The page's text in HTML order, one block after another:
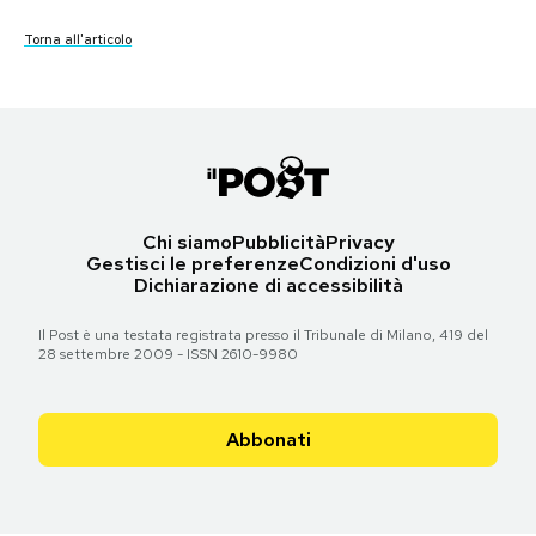
Regala il Post
Torna all'articolo
Torna all'articolo
Torna all'articolo
Torna all'articolo
Torna all'articolo
Torna all'articolo
Torna all'articolo
Chi siamoPubblicitàPrivacy
Gestisci le preferenzeCondizioni d'uso
Dichiarazione di accessibilità
Il Post è una testata registrata presso il Tribunale di Milano, 419 del
28 settembre 2009 - ISSN 2610-9980
Abbonati